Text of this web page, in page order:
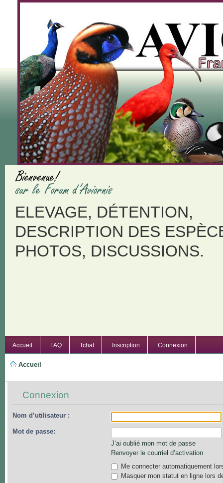
ELEVAGE, DÉTENTION,
DESCRIPTION DES
PHOTOS, DISCUSSIONS.
Accueil FAQ Tchat Inscription Connexion
Accueil
Connexion
Nom d’utilisateur :
Mot de passe:
J’ai oublié mon mot de passe
Renvoyer le courriel d’activation
Me connecter automatiquement
Masquer mon statut en ligne lors